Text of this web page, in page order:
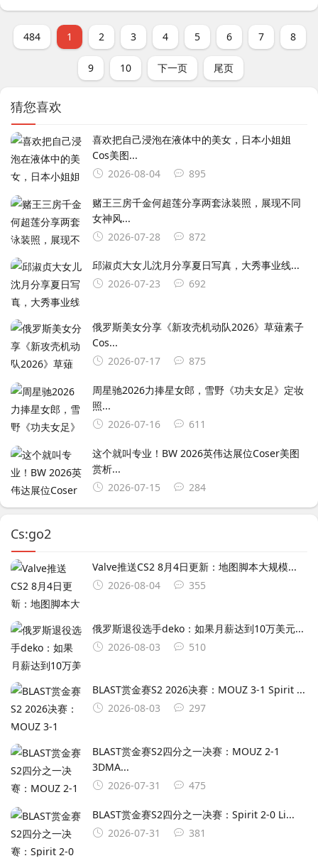
484 1 2 3 4 5 6 7 8
9 10 下一页 尾页
猜您喜欢
喜欢把自己浸泡在液体中的美女，日本小姐姐
Cos美图...
2026-08-04
895
赌王三房千金何超莲分享两套泳装照，展现不同
女神风...
2026-07-28
872
邱淑贞大女儿沈月分享夏日写真，大秀事业线...
2026-07-23
692
俄罗斯美女分享《新攻壳机动队2026》草薙素子
Cos...
2026-07-17
875
周星驰2026力捧星女郎，雪野《功夫女足》定妆
照...
2026-07-16
611
这个就叫专业！BW 2026英伟达展位Coser美图
赏析...
2026-07-15
284
Cs:go2
Valve推送CS2 8月4日更新：地图脚本大规模...
2026-08-04
355
俄罗斯退役选手deko：如果月薪达到10万美元...
2026-08-03
510
BLAST赏金赛S2 2026决赛：MOUZ 3-1 Spirit ...
2026-08-03
297
BLAST赏金赛S2四分之一决赛：MOUZ 2-1
3DMA...
2026-07-31
475
BLAST赏金赛S2四分之一决赛：Spirit 2-0 Li...
2026-07-31
381